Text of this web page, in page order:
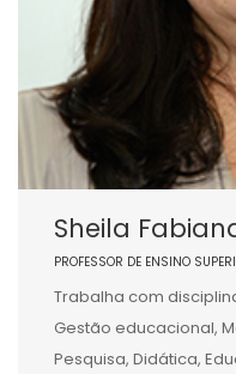
Sheila
PROFESSOR DE ENSINO
Trabalha com
Gestão educacional,
Pesquisa, Didática,